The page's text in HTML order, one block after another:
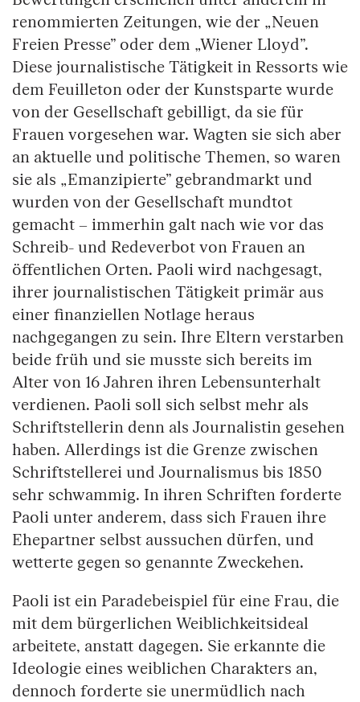
renommierten Zeitungen, wie der „Neuen
Freien Presse” oder dem „Wiener Lloyd”.
Diese journalistische Tätigkeit in Ressorts wie
dem Feuilleton oder der Kunstsparte wurde
von der Gesellschaft gebilligt, da sie für
Frauen vorgesehen war. Wagten sie sich aber
an aktuelle und politische Themen, so waren
sie als „Emanzipierte” gebrandmarkt und
wurden von der Gesellschaft mundtot
gemacht – immerhin galt nach wie vor das
Schreib- und Redeverbot von Frauen an
öffentlichen Orten. Paoli wird nachgesagt,
ihrer journalistischen Tätigkeit primär aus
einer finanziellen Notlage heraus
nachgegangen zu sein. Ihre Eltern verstarben
beide früh und sie musste sich bereits im
Alter von 16 Jahren ihren Lebensunterhalt
verdienen. Paoli soll sich selbst mehr als
Schriftstellerin denn als Journalistin gesehen
haben. Allerdings ist die Grenze zwischen
Schriftstellerei und Journalismus bis 1850
sehr schwammig. In ihren Schriften forderte
Paoli unter anderem, dass sich Frauen ihre
Ehepartner selbst aussuchen dürfen, und
wetterte gegen so genannte Zweckehen.
Paoli ist ein Paradebeispiel für eine Frau, die
mit dem bürgerlichen Weiblichkeitsideal
arbeitete, anstatt dagegen. Sie erkannte die
Ideologie eines weiblichen Charakters an,
dennoch forderte sie unermüdlich nach